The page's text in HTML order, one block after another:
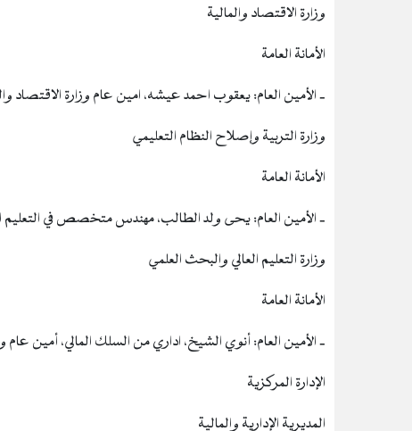
وزارة الاقتصاد والمالية
الأمانة العامة
‐ الأمين العام: يعقوب احمد عيشه، امين عام وزارة الاقتصاد
وزارة التربية وإصلاح النظام التعليمي
الأمانة العامة
‐ الأمين العام: يحى ولد الطالب، مهندس متخصص في التعليم
وزارة التعليم العالي والبحث العلمي
الأمانة العامة
‐ الأمين العام: أنوي الشيخ، اداري من السلك المالي، أمين عام
الإدارة المركزية
المديرية الإدارية والمالية